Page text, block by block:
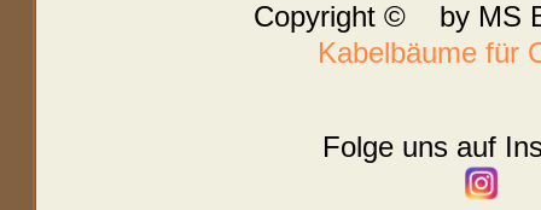
Copyright © by MS
Kabelbäume für
Folge uns auf